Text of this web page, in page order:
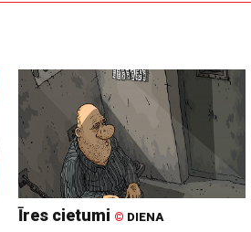
Īres cietumi © DIENA